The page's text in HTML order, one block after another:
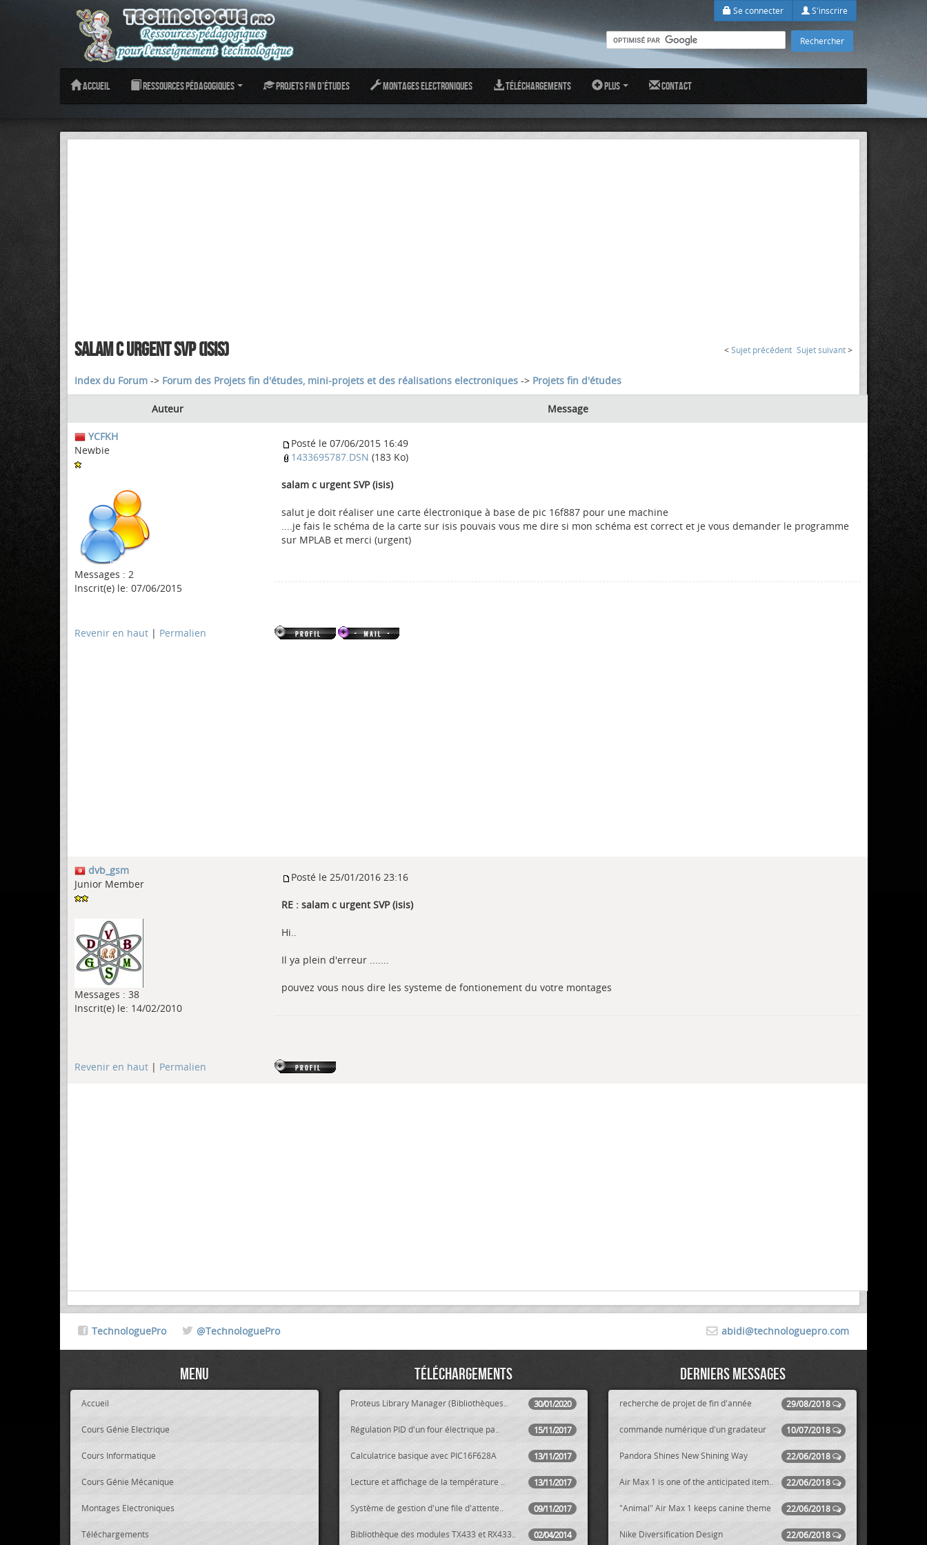
Se connecter S'inscrire
Accueil Ressources pédagogiques Projets fin d'études Montages Electroniques Téléchargements Plus Contact
SALAM C URGENT SVP (ISIS) < Sujet précédent Sujet suivant >
Index du Forum -> Forum des Projets fin d'études, mini-projets et des réalisations electroniques -> Projets fin d'études
Auteur Message
YCFKH
Newbie
Messages : 2
Inscrit(e) le: 07/06/2015
Posté le 07/06/2015 16:49
1433695787.DSN (183 Ko)
salam c urgent SVP (isis)
salut je doit réaliser une carte électronique à base de pic 16f887 pour une machine
....je fais le schéma de la carte sur isis pouvais vous me dire si mon schéma est correct et je vous demander le programme
sur MPLAB et merci (urgent)
Revenir en haut | Permalien
dvb_gsm
Junior Member
Messages : 38
Inscrit(e) le: 14/02/2010
Posté le 25/01/2016 23:16
RE : salam c urgent SVP (isis)
Hi..
Il ya plein d'erreur .......
pouvez vous nous dire les systeme de fontionement du votre montages
Revenir en haut | Permalien
abidi@technologuepro.com
TechnologuePro @TechnologuePro
Menu
Accueil
Cours Génie Electrique
Cours Informatique
Cours Génie Mécanique
Montages Electroniques
Téléchargements
Téléchargements
30/01/2020
Proteus Library Manager (Bibliothèques..
15/11/2017
Régulation PID d'un four électrique pa..
13/11/2017
Calculatrice basique avec PIC16F628A
13/11/2017
Lecture et affichage de la température ..
09/11/2017
Système de gestion d'une file d'attente..
02/04/2014
Bibliothèque des modules TX433 et RX433..
Derniers messages
29/08/2018
recherche de projet de fin d'année
10/07/2018
commande numérique d'un gradateur
22/06/2018
Pandora Shines New Shining Way
22/06/2018
Air Max 1 is one of the anticipated item..
22/06/2018
"Animal" Air Max 1 keeps canine theme
22/06/2018
Nike Diversification Design